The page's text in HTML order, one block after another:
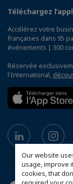
Our website
usage, improve
cookies, that
Téléchargez
Accélérez votre
françaises dans 95
événements | 300
Réservée
l'International,